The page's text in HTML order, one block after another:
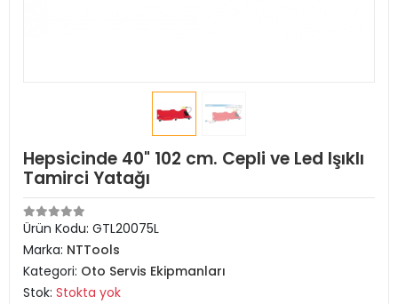
Hepsicinde 40" 102 cm. Cepli ve Led Işıklı
Tamirci Yatağı
Ürün Kodu: GTL20075L
Marka: NTTools
Kategori: Oto Servis Ekipmanları
Stok: Stokta yok